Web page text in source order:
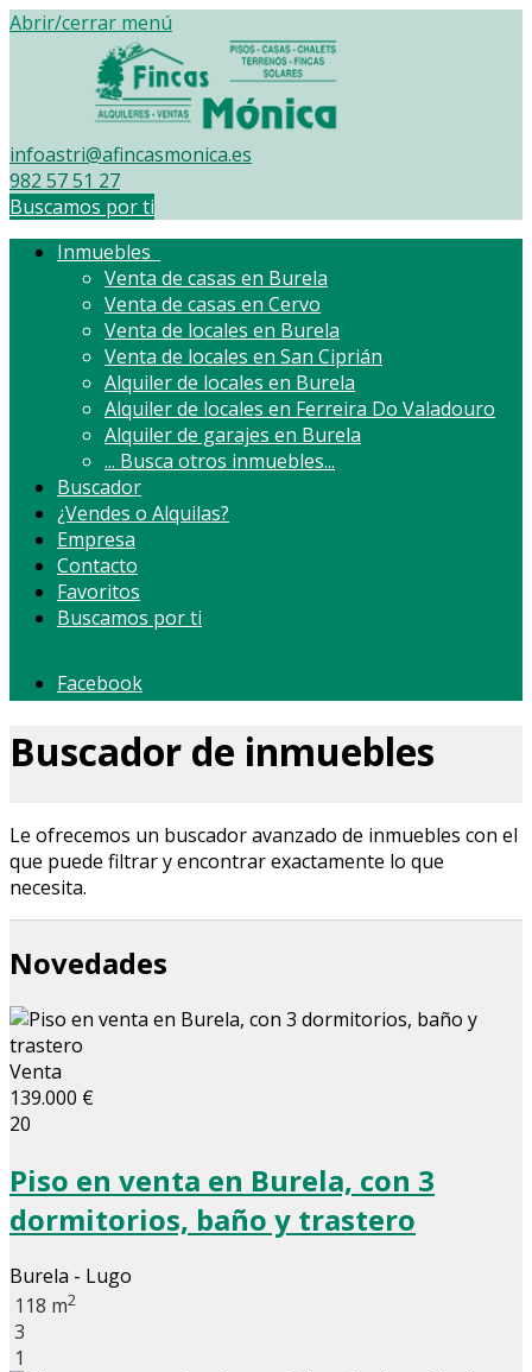
Abrir/cerrar menú
infoastri@afincasmonica.es
982 57 51 27
Buscamos por ti
Inmuebles
Venta de casas en Burela
Venta de casas en Cervo
Venta de locales en Burela
Venta de locales en San Ciprián
Alquiler de locales en Burela
Alquiler de locales en Ferreira Do Valadouro
Alquiler de garajes en Burela
... Busca otros inmuebles...
Buscador
¿Vendes o Alquilas?
Empresa
Contacto
Favoritos
Buscamos por ti
Facebook
Buscador de inmuebles
Le ofrecemos un buscador avanzado de inmuebles con el
que puede filtrar y encontrar exactamente lo que
necesita.
Novedades
Venta
139.000 €
20
Piso en venta en Burela, con 3
dormitorios, baño y trastero
Burela - Lugo
118 m2
3
1